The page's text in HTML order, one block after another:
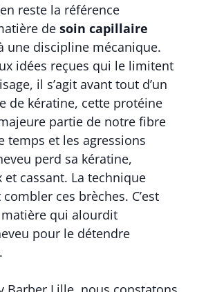
reste la référence
de soin capillaire
une discipline mécanique.
idées reçues qui le limitent
il s’agit avant tout d’un
de kératine, cette protéine
partie de notre fibre
temps et les agressions
perd sa kératine,
cassant. La technique
ces brèches. C’est
qui alourdit
pour le détendre